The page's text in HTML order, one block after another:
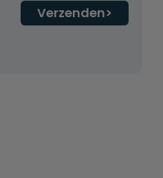
Verzenden